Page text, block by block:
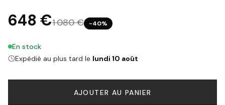
648 €1 080 € −40%
En stock
Expédié au plus tard le lundi 10 août
AJOUTER AU PANIER